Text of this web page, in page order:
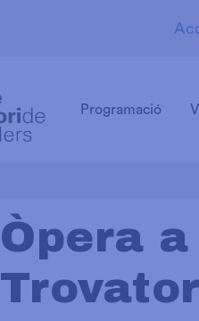
Programació
Òpera